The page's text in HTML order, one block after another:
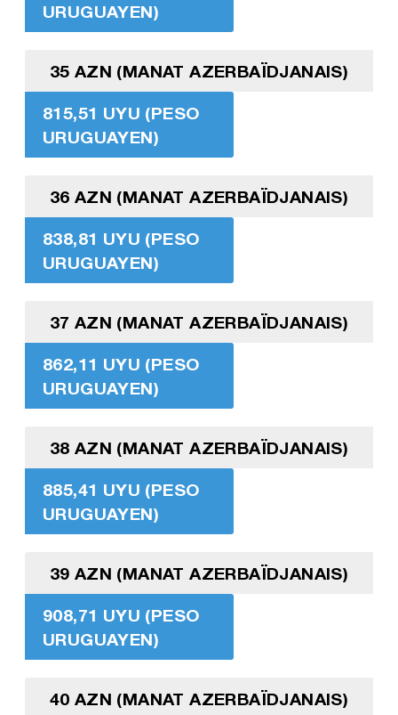
URUGUAYEN)
35 AZN (MANAT AZERBAÏDJANAIS)
815,51 UYU (PESO
URUGUAYEN)
36 AZN (MANAT AZERBAÏDJANAIS)
838,81 UYU (PESO
URUGUAYEN)
37 AZN (MANAT AZERBAÏDJANAIS)
862,11 UYU (PESO
URUGUAYEN)
38 AZN (MANAT AZERBAÏDJANAIS)
885,41 UYU (PESO
URUGUAYEN)
39 AZN (MANAT AZERBAÏDJANAIS)
908,71 UYU (PESO
URUGUAYEN)
40 AZN (MANAT AZERBAÏDJANAIS)